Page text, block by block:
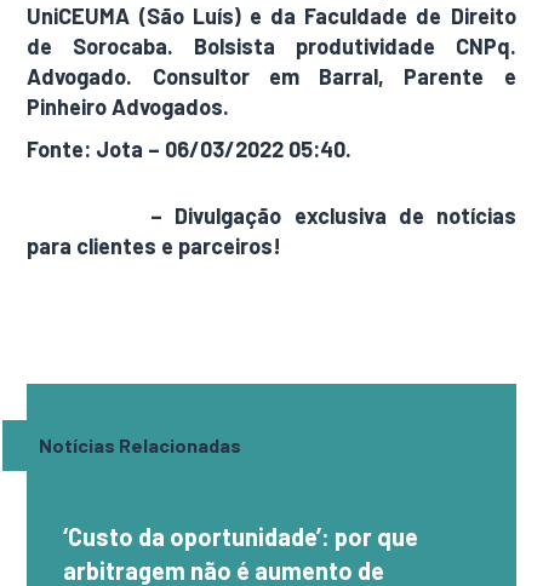
UniCEUMA (São Luís) e da Faculdade de Direito
de Sorocaba. Bolsista produtividade CNPq.
Advogado. Consultor em Barral, Parente e
Pinheiro Advogados.
Fonte: Jota – 06/03/2022 05:40.
– Divulgação exclusiva de notícias
para clientes e parceiros!
Notícias Relacionadas
‘Custo da oportunidade’: por que
arbitragem não é aumento de